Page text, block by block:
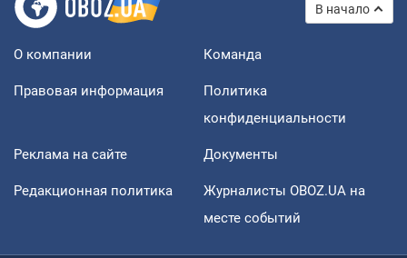
В начало
О компании Команда
Правовая информация
Политика
конфиденциальности
Реклама на сайте Документы
Редакционная политика
Журналисты OBOZ.UA на
месте событий